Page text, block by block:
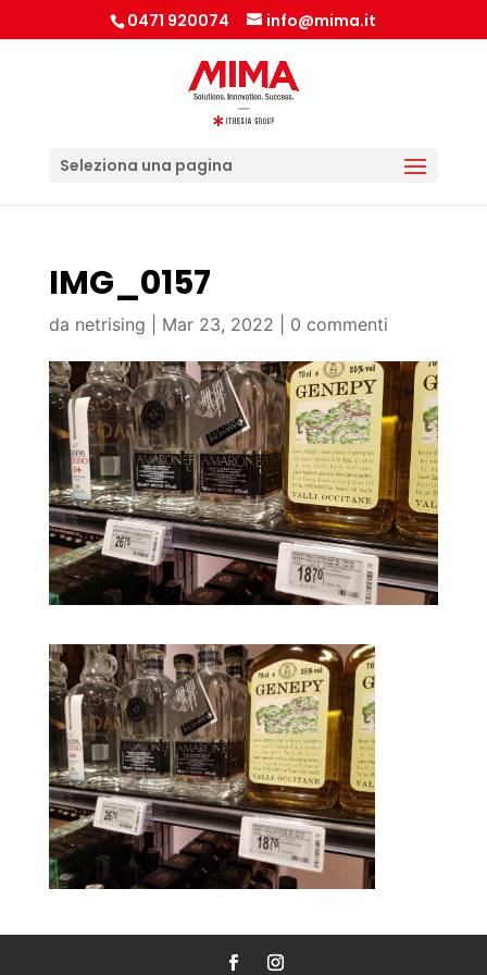
0471 920074 info@mima.it
Seleziona una pagina
IMG_0157
da netrising Mar 23, 2022 0 commenti